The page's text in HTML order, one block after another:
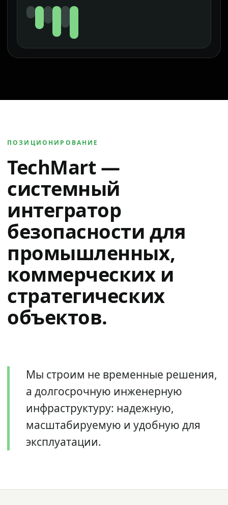
ПОЗИЦИОНИРОВАНИЕ
TechMart —
системный
интегратор
безопасности для
промышленных,
коммерческих и
стратегических
объектов.
Мы строим не временные решения,
а долгосрочную инженерную
инфраструктуру: надежную,
масштабируемую и удобную для
эксплуатации.